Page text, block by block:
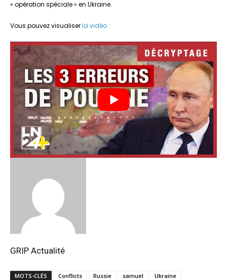
« opération spéciale » en Ukraine.
Vous pouvez visualiserla vidéo :
GRIP Actualité
MOTS-CLÉS Conflicts Russie samuel Ukraine